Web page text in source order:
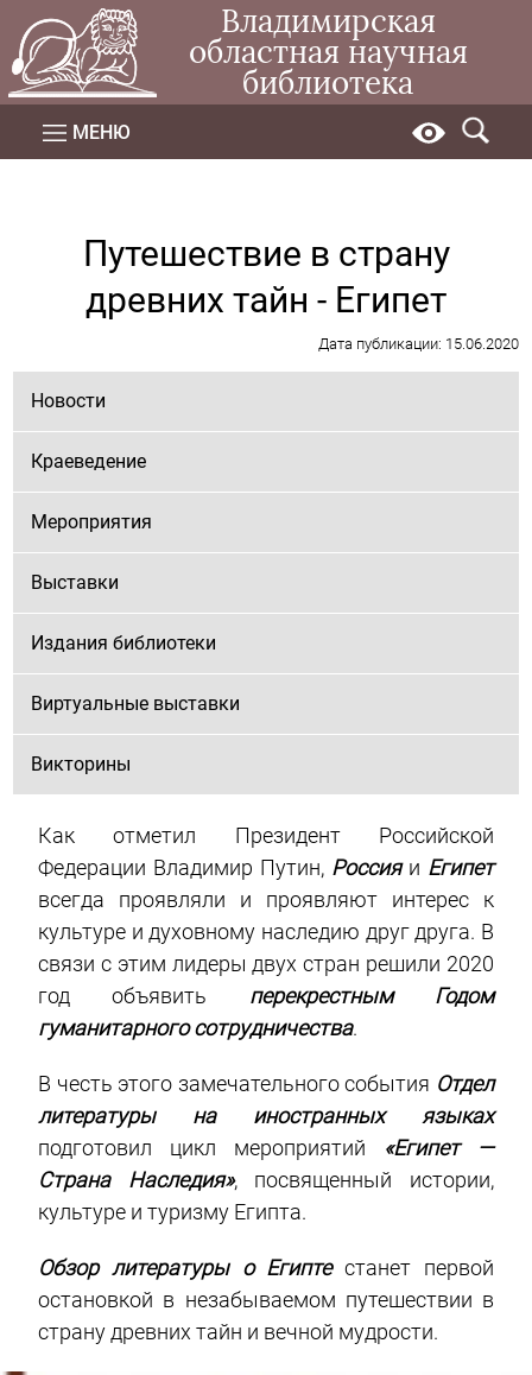
Владимирская
областная научная
библиотека
МЕНЮ
Путешествие в страну
древних тайн - Египет
Дата публикации: 15.06.2020
Новости
Краеведение
Мероприятия
Выставки
Издания библиотеки
Виртуальные выставки
Викторины
Как отметил Президент Российской
Федерации Владимир Путин, Россияи Египет
всегда проявляли и проявляют интерес к
культуре и духовному наследию друг друга. В
связи с этим лидеры двух стран решили 2020
год объявить перекрестным Годом
гуманитарного сотрудничества.
В честь этого замечательного события Отдел
литературы на иностранных языках
подготовил цикл мероприятий
«Египет —
Страна Наследия», посвященный истории,
культуре и туризму Египта.
Обзор литературы о Египтестанет первой
остановкой в незабываемом путешествии в
страну древних тайн и вечной мудрости.